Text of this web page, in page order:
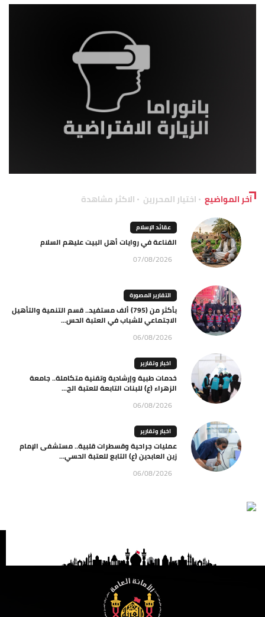
آخر المواضيع اختيار المحررين الاكثر مشاهدة
عقائد الإسلام
القناعة في روايات أهل البيت عليهم السلام
07/08/2026
التقارير المصورة
بأكثر من (795) ألف مستفيد.. قسم التنمية والتأهيل
الاجتماعي للشباب في العتبة الحس...
06/08/2026
اخبار وتقارير
خدمات طبية وإرشادية وتقنية متكاملة.. جامعة
الزهراء (ع) للبنات التابعة للعتبة الح...
06/08/2026
اخبار وتقارير
عمليات جراحية وقسطرات قلبية.. مستشفى الإمام
زين العابدين (ع) التابع للعتبة الحسي...
06/08/2026